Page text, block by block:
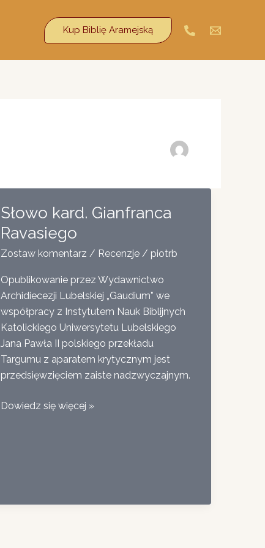
Kup Biblię Aramejską
Słowo kard. Gianfranca
Ravasiego
Zostaw komentarz / Recenzje/ piotrb
Opublikowanie przez Wydawnictwo
Archidiecezji Lubelskiej „Gaudium” we
współpracy z Instytutem Nauk Biblijnych
Katolickiego Uniwersytetu Lubelskiego
Jana Pawła II polskiego przekładu
Targumu z aparatem krytycznym jest
przedsięwzięciem zaiste nadzwyczajnym.
Słowo
Dowiedz się więcej »